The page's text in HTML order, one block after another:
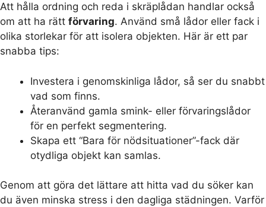
Att hålla ordning och reda i skräplådan handlar också
om att ha rätt förvaring. Använd små lådor eller fack i
olika storlekar för att isolera objekten. Här är ett par
snabba tips:
Investera i genomskinliga lådor, så ser du snabbt
vad som finns.
Återanvänd gamla smink- eller förvaringslådor
för en perfekt segmentering.
Skapa ett “Bara för nödsituationer”-fack där
otydliga objekt kan samlas.
Genom att göra det lättare att hitta vad du söker kan
du även minska stress i den dagliga städningen. Varför